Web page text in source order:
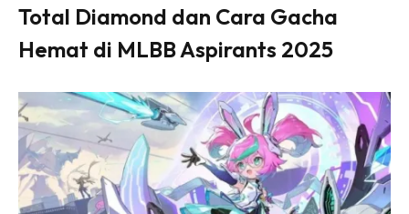
Total Diamond dan Cara Gacha
Hemat di MLBB Aspirants 2025